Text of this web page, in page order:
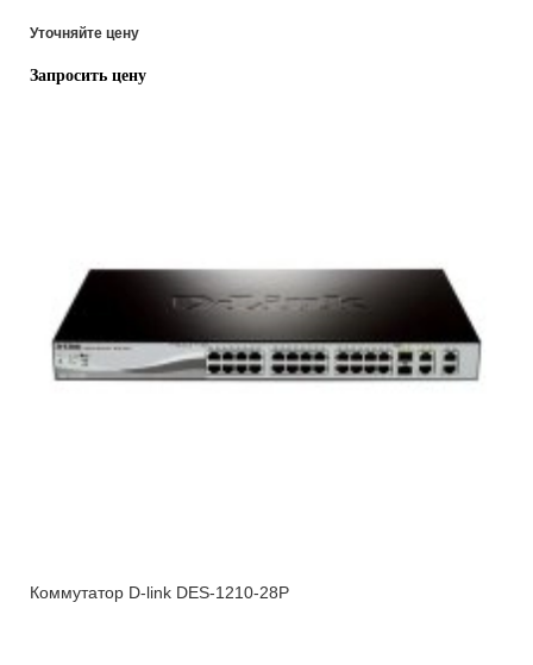
Уточняйте цену
Запросить цену
Коммутатор D-link DES-1210-28P